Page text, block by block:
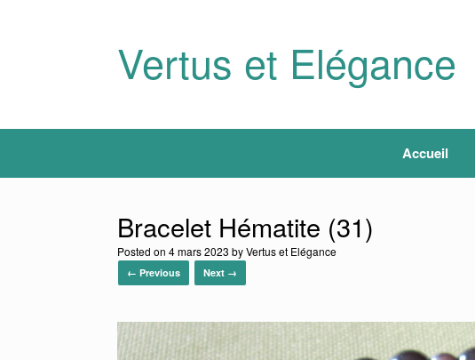
Vertus et Elégance
Accueil
Bracelet Hématite (31)
Posted on 4 mars 2023 byVertus et Elégance
← Previous Next →